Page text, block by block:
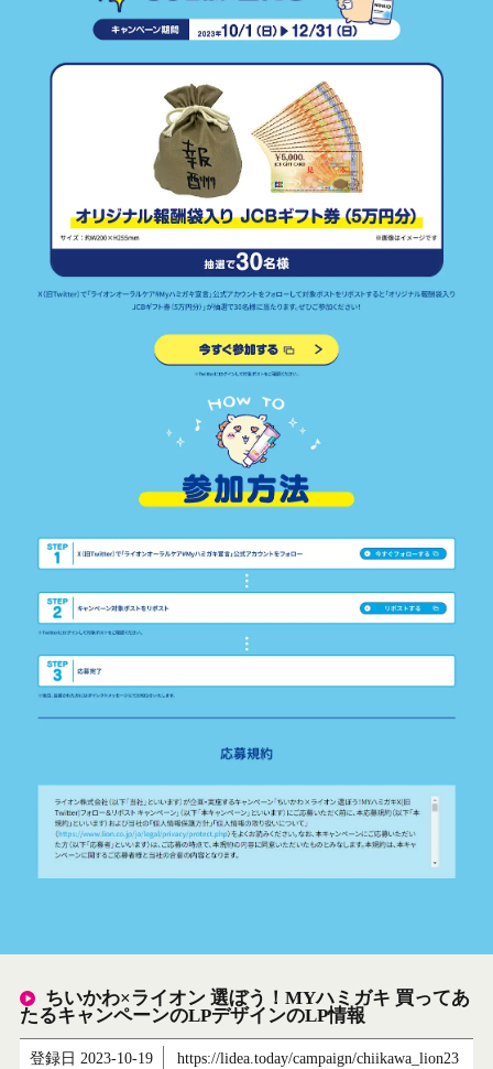
ちいかわ×ライオン 選ぼう！MYハミガキ 買ってあ
たるキャンペーンのLPデザインのLP情報
登録日 2023-10-19
https://lidea.today/campaign/chiikawa_lion23